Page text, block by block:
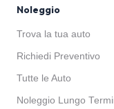
Noleggio
Trova la tua auto
Richiedi Preventivo
Tutte le Auto
Noleggio Lungo